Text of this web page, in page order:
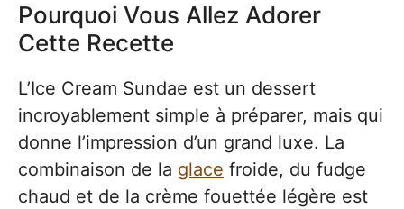
Pourquoi Vous Allez Adorer
Cette Recette
L’Ice Cream Sundae est un dessert
incroyablement simple à préparer, mais qui
donne l’impression d’un grand luxe. La
combinaison de la glace froide, du fudge
chaud et de la crème fouettée légère est